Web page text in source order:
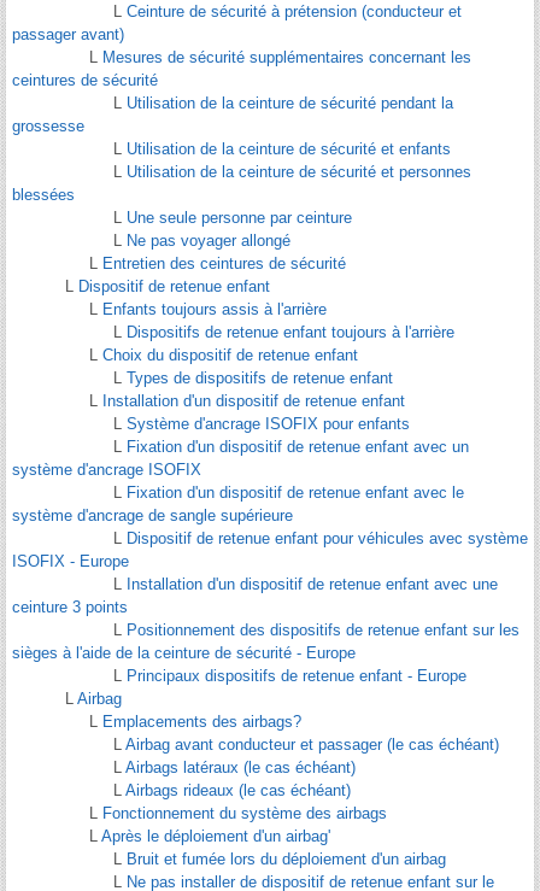
L Ceinture de sécurité à prétension (conducteur et
passager avant)
L Mesures de sécurité supplémentaires concernant les
ceintures de sécurité
L Utilisation de la ceinture de sécurité pendant la
grossesse
L Utilisation de la ceinture de sécurité et enfants
L Utilisation de la ceinture de sécurité et personnes
blessées
L Une seule personne par ceinture
L Ne pas voyager allongé
L Entretien des ceintures de sécurité
L Dispositif de retenue enfant
L Enfants toujours assis à l'arrière
L Dispositifs de retenue enfant toujours à l'arrière
L Choix du dispositif de retenue enfant
L Types de dispositifs de retenue enfant
L Installation d'un dispositif de retenue enfant
L Système d'ancrage ISOFIX pour enfants
L Fixation d'un dispositif de retenue enfant avec un
système d'ancrage ISOFIX
L Fixation d'un dispositif de retenue enfant avec le
système d'ancrage de sangle supérieure
L Dispositif de retenue enfant pour véhicules avec système
ISOFIX - Europe
L Installation d'un dispositif de retenue enfant avec une
ceinture 3 points
L Positionnement des dispositifs de retenue enfant sur les
sièges à l'aide de la ceinture de sécurité - Europe
L Principaux dispositifs de retenue enfant - Europe
L Airbag
L Emplacements des airbags?
L Airbag avant conducteur et passager (le cas échéant)
L Airbags latéraux (le cas échéant)
L Airbags rideaux (le cas échéant)
L Fonctionnement du système des airbags
L Après le déploiement d'un airbag'
L Bruit et fumée lors du déploiement d'un airbag
L Ne pas installer de dispositif de retenue enfant sur le